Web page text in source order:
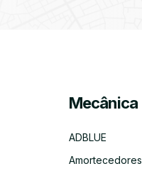
Mecânica
ADBLUE
Amortecedores